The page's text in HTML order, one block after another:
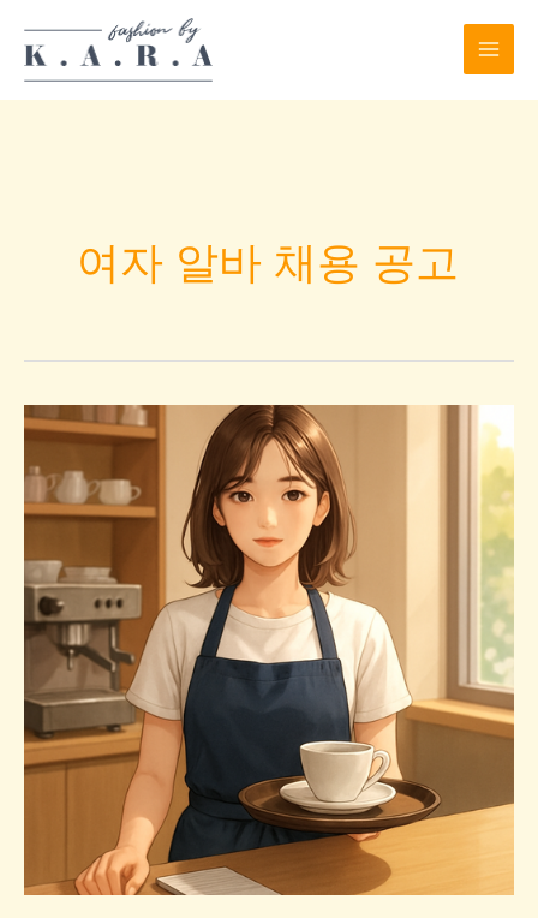
content
여자 알바 채용 공고